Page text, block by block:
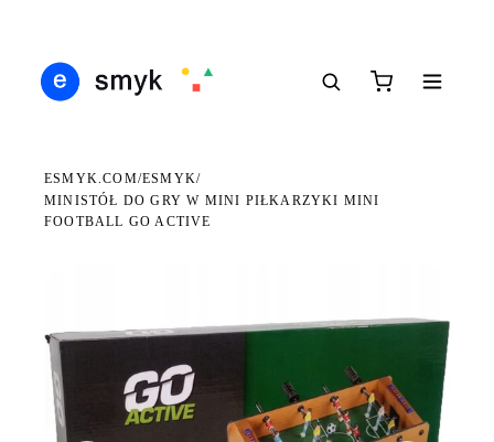
ESMYK.COM/ESMYK/
MINISTÓŁ DO GRY W MINI PIŁKARZYKI MINI
FOOTBALL GO ACTIVE